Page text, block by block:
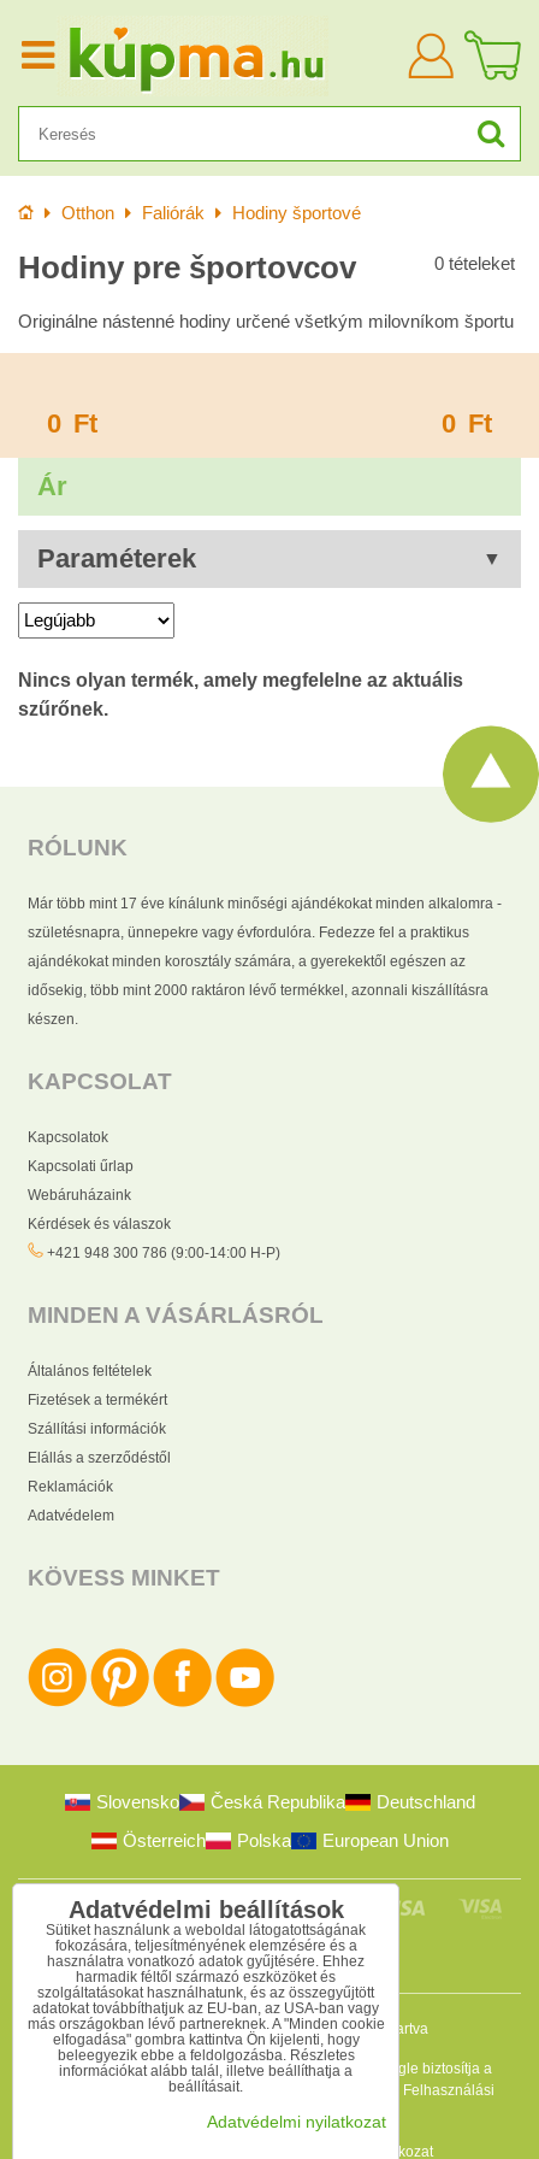
KezdőlapOtthon Faliórák Hodiny športové
Hodiny pre športovcov 0 tételeket
Originálne nástenné hodiny určené všetkým milovníkom športu
0 Ft 0 Ft
Ár
Paraméterek
RÓLUNK
Már több mint 17 éve kínálunk minőségi ajándékokat minden alkalomra -
születésnapra, ünnepekre vagy évfordulóra. Fedezze fel a praktikus
ajándékokat minden korosztály számára, a gyerekektől egészen az
idősekig, több mint 2000 raktáron lévő termékkel, azonnali kiszállításra
készen.
KAPCSOLAT
Kapcsolatok
Kapcsolati űrlap
Webáruházaink
Kérdések és válaszok
+421 948 300 786 (9:00-14:00 H-P)
MINDEN A VÁSÁRLÁSRÓL
Általános feltételek
Fizetések a termékért
Szállítási információk
Elállás a szerződéstől
Reklamációk
Adatvédelem
KÖVESS MINKET
Slovensko Česká Republika
Deutschland
Österreich
Polska European Union
2009-2026 © Bomba s.r.o. Minden jog fenntartva
Ez az oldal reCAPTCHA programmal védett, és a Google biztosítja a
védelmet. Érvényesek azAdatvédelmi szabályzat
Felhasználási
feltételek .
Adatvédelmi nyilatkozat
Adatvédelmi beállítások
Sütiket használunk a weboldal látogatottságának
fokozására, teljesítményének elemzésére és a
használatra vonatkozó adatok gyűjtésére. Ehhez
harmadik féltől származó eszközöket és
szolgáltatásokat használhatunk, és az összegyűjtött
adatokat továbbíthatjuk az EU-ban, az USA-ban vagy
más országokban lévő partnereknek. A "Minden cookie
elfogadása" gombra kattintva Ön kijelenti, hogy
beleegyezik ebbe a feldolgozásba. Részletes
információkat alább talál, illetve beállíthatja a
beállításait.
Adatvédelmi nyilatkozat